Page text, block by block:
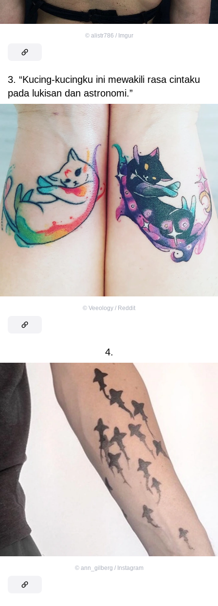
© alistr786 / Imgur
3. “Kucing-kucingku ini mewakili rasa cintaku
pada lukisan dan astronomi.”
© Veeology / Reddit
4.
© ann_gilberg / Instagram